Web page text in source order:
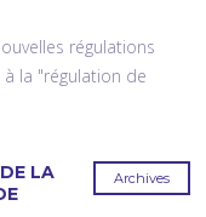
régulations
la "régulation de
Archives
LA